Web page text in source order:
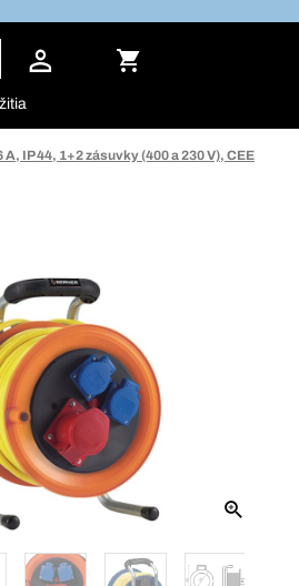
IP 44, 1+2 zásuvky (400 a 230 V), CEE